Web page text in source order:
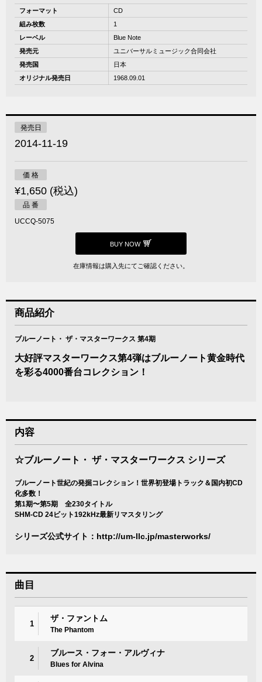
フォーマット
CD
組み枚数
1
レーベル
Blue Note
発売元
ユニバーサルミュージック合同会社
発売国
日本
オリジナル発売日
1968.09.01
発売日
2014-11-19
価 格
¥1,650 (税込)
品 番
UCCQ-5075
BUY NOW
在庫情報は購入先にてご確認ください。
商品紹介
ブルーノート・ ザ・マスターワークス 第4期
大好評マスターワークス第4弾はブルーノート黄金時代
を彩る4000番台コレクション！
内容
☆ブルーノート・ ザ・マスターワークス シリーズ
ブルーノート世紀の発掘コレクション！世界初登場トラック＆国内初CD
化多数！
第1期〜第5期 全230タイトル
SHM-CD 24ビット192kHz最新リマスタリング
シリーズ公式サイト： http://um-llc.jp/masterworks/
曲目
1
ザ・ファントム
The Phantom
2
ブルース・フォー・アルヴィナ
Blues for Alvina